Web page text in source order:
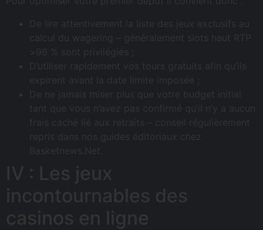
De lire attentivement la liste des jeux exclusifs au
calcul du wagering – généralement slots haut RTP
>96 % sont privilégiés ;
D’utiliser rapidement vos tours gratuits afin qu’ils
expirent avant la date limite imposée ;
De ne jamais miser plus que votre budget initial
tant que vous n’avez pas confirmé qu’il n’y a aucun
frais caché lié aux retraits – conseil régulièrement
repris dans nos guides éditoriaux chez
Basketnews.Net.
IV : Les jeux
incontournables des
casinos en ligne